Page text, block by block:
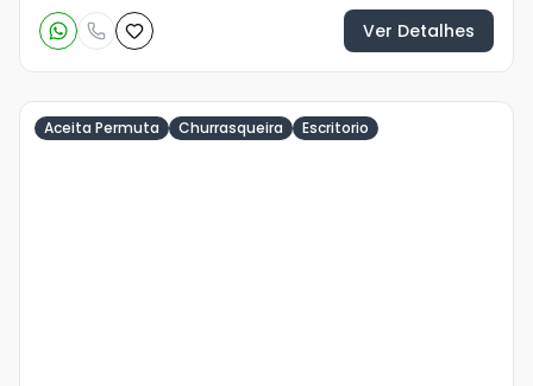
Ver Detalhes
Aceita Permuta Churrasqueira Escritorio